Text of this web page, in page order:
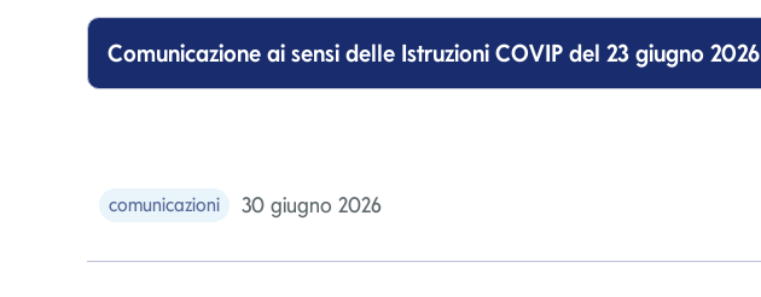
Comunicazione ai sensi delle Istruzioni COVIP del 23 giugno 2026
comunicazioni 30 giugno 2026